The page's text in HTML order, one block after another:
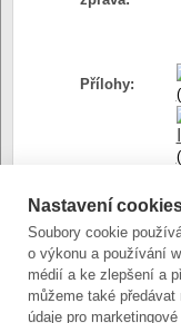
Přílohy:
Nastavení
Soubory cookie
o výkonu a používání
médií a ke zlepšení a
můžeme také
údaje pro marketingové